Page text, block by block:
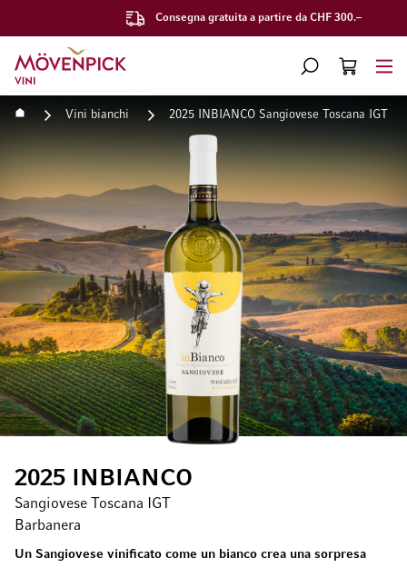
Consegna gratuita a partire da CHF 300.–
Vai alla Home Page
CERCA
CART
Home Vini bianchi 2025 INBIANCO Sangiovese Toscana IGT
2025 INBIANCO
Sangiovese Toscana IGT
Barbanera
Un Sangiovese vinificato come un bianco crea una sorpresa
Vai alla fine della galleria di immagini